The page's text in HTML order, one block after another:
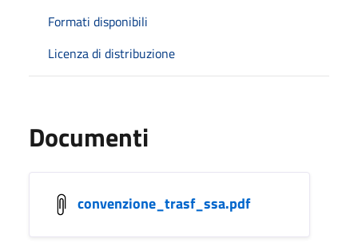
Formati disponibili
Licenza di distribuzione
Documenti
convenzione_trasf_ssa.pdf